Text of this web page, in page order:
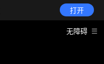
打开
无障碍